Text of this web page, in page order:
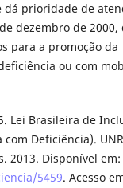
dá prioridade de
dezembro de 2000,
para a promoção da
ou com
Lei Brasileira de
com Deficiência).
2013. Disponível em:
5459. Acesso